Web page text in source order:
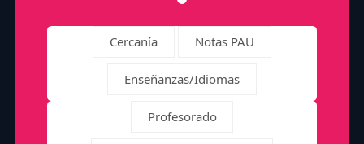
Cercanía Notas PAU
Enseñanzas/Idiomas
Profesorado